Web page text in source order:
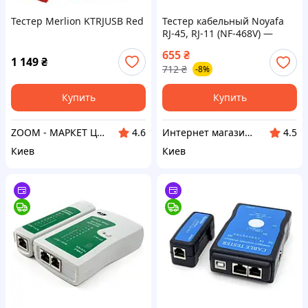
Тестер Merlion KTRJUSB Red
1 149₴
Купить
ZOOM - МАРКЕТ ЦИФРОВОЙ ТЕХНИКИ
4.6
Киев
Тестер кабельный Noyafa
RJ-45, RJ-11 (NF-468V) —
655₴
712 ₴ -8%
Купить
Интернет магазин "Домовичок"
4.5
Киев